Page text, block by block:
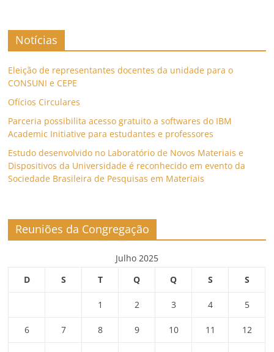
Notícias
Eleição de representantes docentes da unidade para o
CONSUNI e CEPE
Ofícios Circulares
Parceria possibilita acesso gratuito a softwares do IBM
Academic Initiative para estudantes e professores
Estudo desenvolvido no Laboratório de Novos Materiais e
Dispositivos da Universidade é reconhecido em evento da
Sociedade Brasileira de Pesquisas em Materiais
Reuniões da Congregação
Julho 2025
D
S T Q Q S S
1 2 3 4 5
6 7 8 9 10 11 12